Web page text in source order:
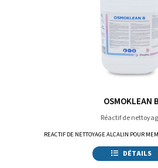
OSMOKLEAN B
Réactif de
REACTIF DE NETTOYAGE ALCALIN POUR
DÉTAILS